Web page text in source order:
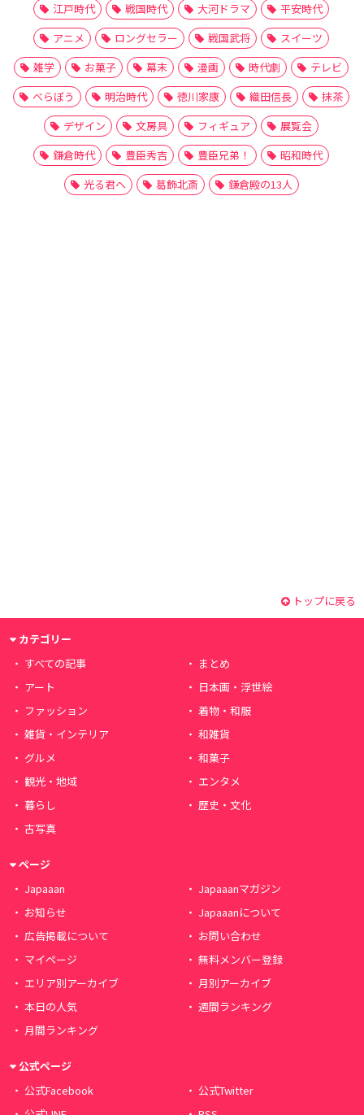
江戸時代 戦国時代 大河ドラマ
平安時代
アニメ
ロングセラー 戦国武将
スイーツ
雑学
お菓子 幕末 漫画 時代劇
テレビ
べらぼう
明治時代 徳川家康 織田信長
抹茶
デザイン
文房具 フィギュア
展覧会
鎌倉時代
豊臣秀吉 豊臣兄弟！
昭和時代
光る君へ
葛飾北斎 鎌倉殿の13人
トップに戻る
カテゴリー
すべての記事
まとめ
アート
日本画・浮世絵
ファッション
着物・和服
雑貨・インテリア
和雑貨
グルメ
和菓子
観光・地域
エンタメ
暮らし
歴史・文化
古写真
ページ
Japaaan
Japaaanマガジン
お知らせ
Japaaanについて
広告掲載について
お問い合わせ
マイページ
無料メンバー登録
エリア別アーカイブ
月別アーカイブ
本日の人気
週間ランキング
月間ランキング
公式ページ
公式Facebook
公式Twitter